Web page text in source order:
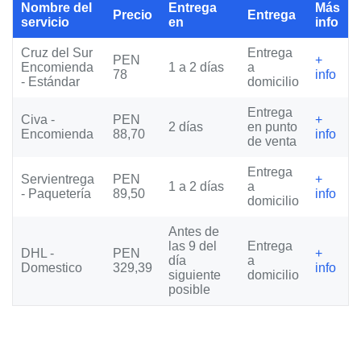
Nombre del
servicio
Precio
Entrega
en
Entrega
Más
info
Cruz del Sur
Encomienda
- Estándar
PEN
78
1 a 2 días
Entrega
a
domicilio
+
info
Civa -
Encomienda
PEN
88,70
2 días
Entrega
en punto
de venta
+
info
Servientrega
- Paquetería
PEN
89,50
1 a 2 días
Entrega
a
domicilio
+
info
DHL -
Domestico
PEN
329,39
Antes de
las 9 del
día
siguiente
posible
Entrega
a
domicilio
+
info